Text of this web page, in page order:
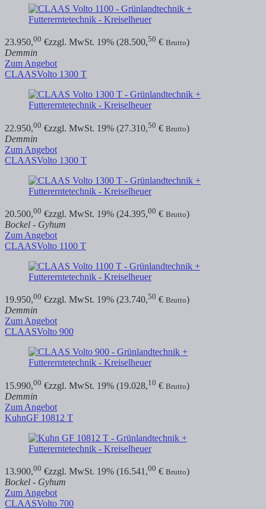
23.950,00 €zzgl. MwSt. 19% (28.500,50 € Brutto)
Demmin
Zum Angebot
CLAASVolto 1300 T
22.950,00 €zzgl. MwSt. 19% (27.310,50 € Brutto)
Demmin
Zum Angebot
CLAASVolto 1300 T
20.500,00 €zzgl. MwSt. 19% (24.395,00 € Brutto)
Bockel - Gyhum
Zum Angebot
CLAASVolto 1100 T
19.950,00 €zzgl. MwSt. 19% (23.740,50 € Brutto)
Demmin
Zum Angebot
CLAASVolto 900
15.990,00 €zzgl. MwSt. 19% (19.028,10 € Brutto)
Demmin
Zum Angebot
KuhnGF 10812 T
13.900,00 €zzgl. MwSt. 19% (16.541,00 € Brutto)
Bockel - Gyhum
Zum Angebot
CLAASVolto 700